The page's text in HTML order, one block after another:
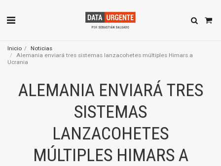
Inicio
Noticias
Alemania enviará tres sistemas lanzacohetes múltiples Himars a
Ucrania
ALEMANIA ENVIARÁ TRES
SISTEMAS
LANZACOHETES
MÚLTIPLES HIMARS A